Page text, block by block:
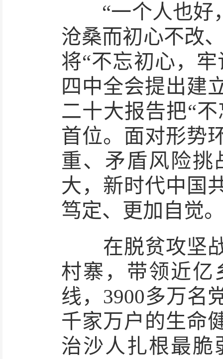
“一个人也好，
沧桑而初心不改
将“不忘初心，
四中全会提出建
二十大报告把“
首位。面对形势
重、矛盾风险挑
大，新时代中国
笃定、更加自觉
在脱贫攻坚战
村寨，带领近亿
线，3900多万名
千家万户的生命
治沙人扎根最脆